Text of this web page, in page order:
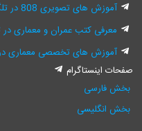
آموزش های تصویری 808 در تلگرام
معرفی کتب عمران و معماری در
آموزش های تخصصی معماری در
صفحات اینستاگرام
بخش فارسی
بخش انگلیسی